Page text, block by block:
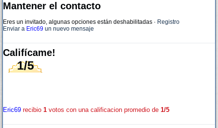
Mantener el contacto
Eres un invitado, algunas opciones están deshabilitadas · Registro
Enviar a Eric69 un nuevo mensaje
Califícame!
1/5
Eric69 recibio 1 votos con una calificacion promedio de 1/5